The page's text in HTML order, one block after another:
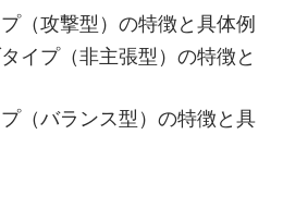
（攻撃型）の特徴と具体例
イプ（非主張型）の特徴と
（バランス型）の特徴と具